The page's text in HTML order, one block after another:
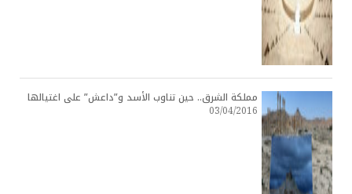
مملكة الشرق.. حين تناوب الأسد و”داعش” على اغتيالها
03/04/2016